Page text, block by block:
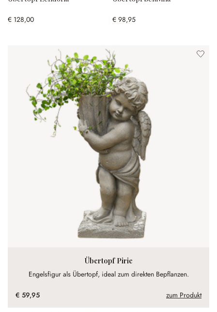
€ 128,00
Übertopf Pirie
Engelsfigur als Übertopf, ideal zum direkten Bepflanzen.
€ 59,95 zum Produkt
€ 98,95